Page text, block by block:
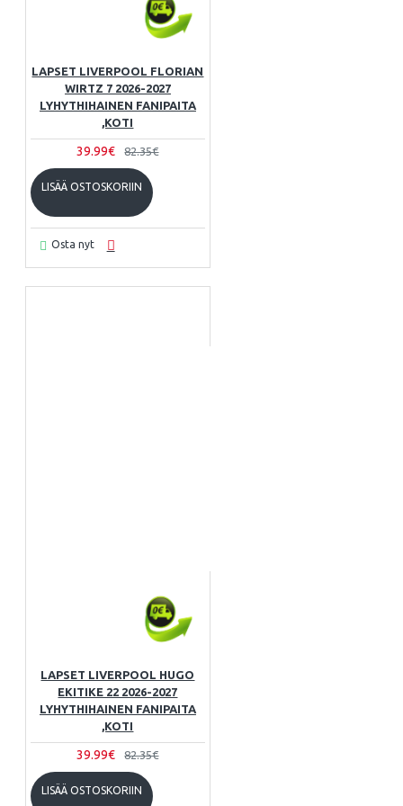
LAPSET LIVERPOOL FLORIAN
WIRTZ 7 2026-2027
LYHYTHIHAINEN FANIPAITA
,KOTI
39.99€ 82.35€
LISÄÄ OSTOSKORIIN
Osta nyt
LAPSET LIVERPOOL HUGO
EKITIKE 22 2026-2027
LYHYTHIHAINEN FANIPAITA
,KOTI
39.99€ 82.35€
LISÄÄ OSTOSKORIIN